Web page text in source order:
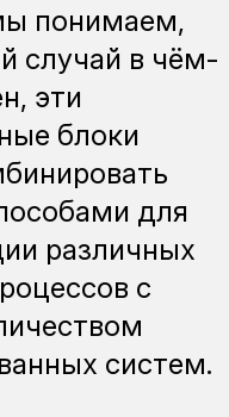
понимаем,
случай в чём-
эти
блоки
для
различных
с
систем.